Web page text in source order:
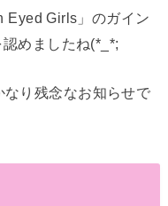
Eyed Girls」のガイン
めましたね(*_*;
り残念なお知らせで